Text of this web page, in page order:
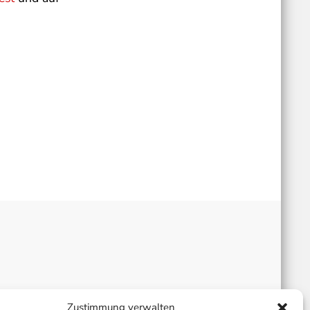
Zustimmung verwalten